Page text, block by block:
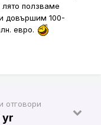
лято ползваме
довършим 100-
евро.
отговори
yr